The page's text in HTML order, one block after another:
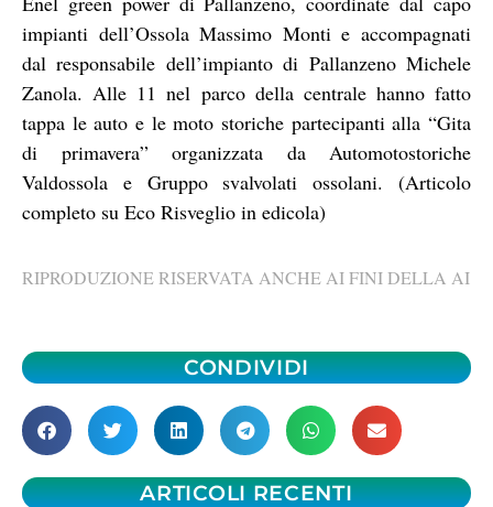
impianti dell’Ossola Massimo Monti e accompagnati
dal responsabile dell’impianto di Pallanzeno Michele
Zanola. Alle 11 nel parco della centrale hanno fatto
tappa le auto e le moto storiche partecipanti alla “Gita
di primavera” organizzata da Automotostoriche
Valdossola e Gruppo svalvolati ossolani. (Articolo
completo su Eco Risveglio in edicola)
RIPRODUZIONE RISERVATA ANCHE AI FINI DELLA AI
CONDIVIDI
ARTICOLI RECENTI